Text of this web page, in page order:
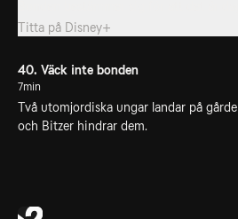
Titta på Disney+
40. Väck inte bonden
7min
Två utomjordiska ungar landar på
och Bitzer hindrar dem.